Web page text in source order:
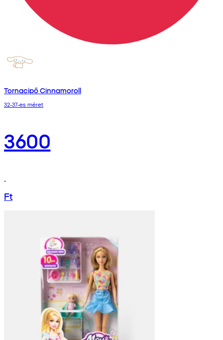
Tornacipő Cinnamoroll
32-37-es méret
3600
Ft